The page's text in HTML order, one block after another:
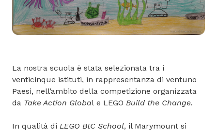
La nostra scuola è stata selezionata tra i
venticinque istituti, in rappresentanza di ventuno
Paesi, nell’ambito della competizione organizzata
da Take Action Global e LEGO Build the Change.
In qualità di LEGO BtC School, il Marymount si